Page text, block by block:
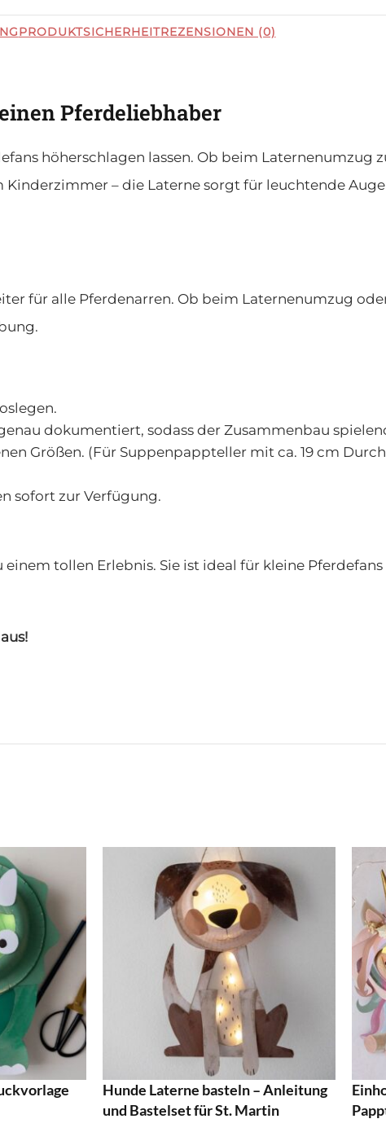
PRODUKTSICHERHEITREZENSIONEN (0)
Pferdeliebhaber
höherschlagen lassen. Ob beim Laternenumzug
– die Laterne sorgt für leuchtende
für alle Pferdenarren. Ob beim Laternenumzug
dokumentiert, sodass der Zusammenbau
Größen. (Für Suppenpappteller mit ca. 19 cm
sofort zur Verfügung.
tollen Erlebnis. Sie ist ideal für kleine
Hunde Laterne basteln – Anleitung
und Bastelset für St. Martin